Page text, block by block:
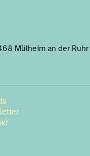
Mülheim an der Ruhr